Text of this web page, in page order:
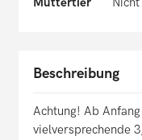
Beschreibung
Achtung! Ab
vielversprechende